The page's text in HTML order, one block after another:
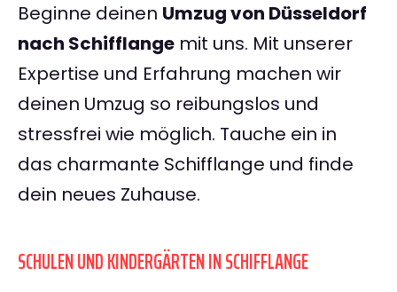
Beginne deinen Umzug von Düsseldorf
nach Schifflange mit uns. Mit unserer
Expertise und Erfahrung machen wir
deinen Umzug so reibungslos und
stressfrei wie möglich. Tauche ein in
das charmante Schifflange und finde
dein neues Zuhause.
SCHULEN UND KINDERGÄRTEN IN SCHIFFLANGE